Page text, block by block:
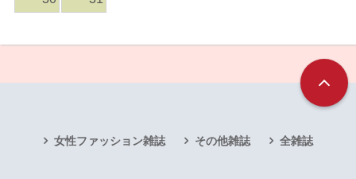
女性ファッション雑誌 その他雑誌 全雑誌